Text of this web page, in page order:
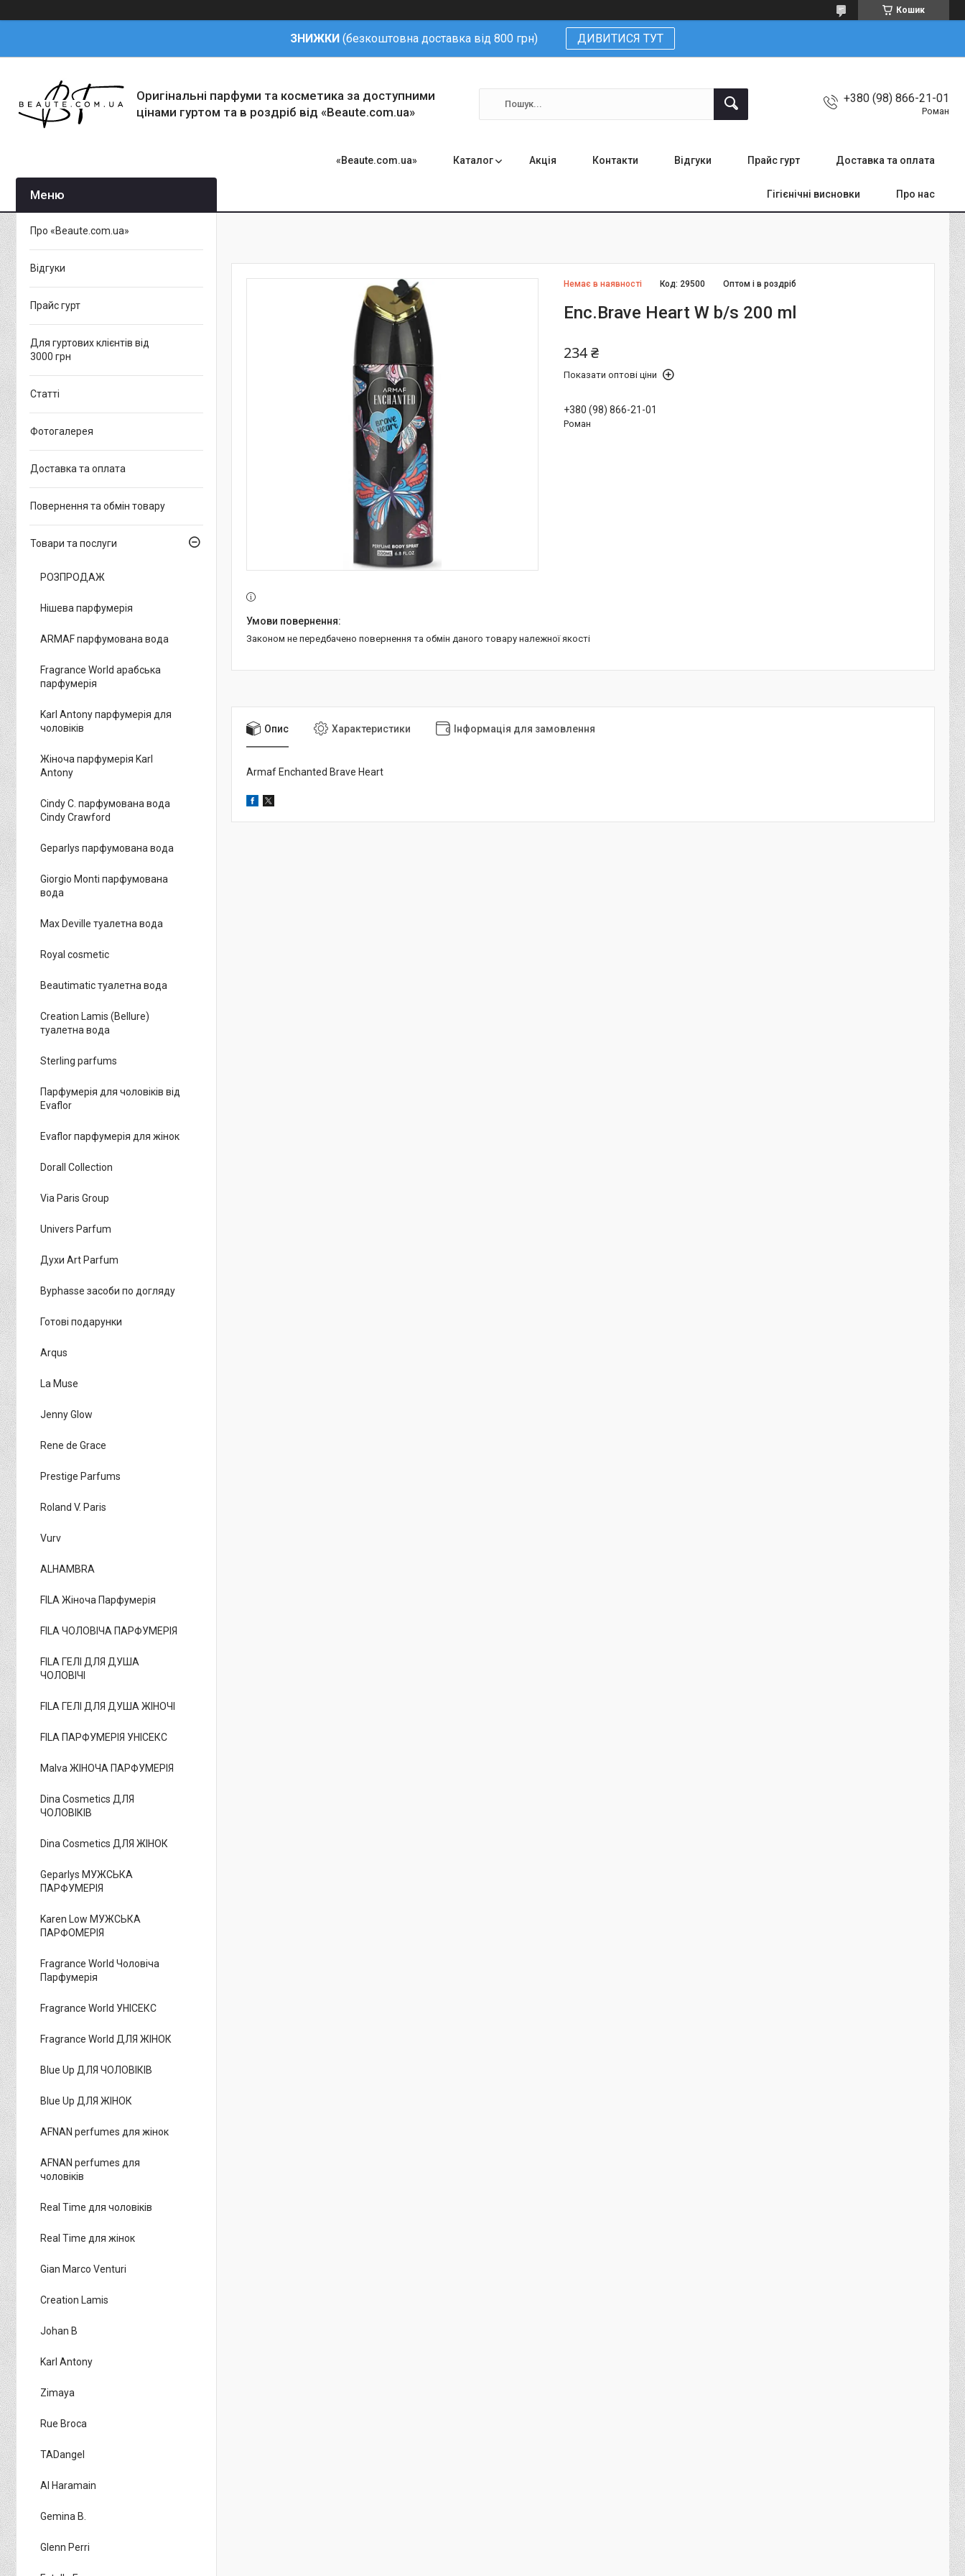
Кошик
ЗНИЖКИ (безкоштовна доставка від 800 грн) ДИВИТИСЯ ТУТ
Оригінальні парфуми та косметика за доступними
цінами гуртом та в роздріб від «Beaute.com.ua»
+380 (98) 866-21-01
Роман
«Beaute.com.ua» Каталог Акція Контакти Відгуки Прайс гурт Доставка та оплата
Гігієнічні висновки Про нас
Немає в наявності Оптом і в роздріб
Код: 29500
Enc.Brave Heart W b/s 200 ml
234 ₴
Показати оптові ціни
+380 (98) 866-21-01
Роман
Законом не передбачено повернення та обмін даного товару належної якості
Опис Характеристики Інформація для замовлення
Armaf Enchanted Brave Heart
Про «Beaute.com.ua»
Відгуки
Прайс гурт
Для гуртових клієнтів від
3000 грн
Статті
Фотогалерея
Доставка та оплата
Повернення та обмін товару
Товари та послуги
РОЗПРОДАЖ
Нішева парфумерія
ARMAF парфумована вода
Fragrance World арабська
парфумерія
Karl Antony парфумерія для
чоловіків
Жіноча парфумерія Karl
Antony
Cindy C. парфумована вода
Cindy Crawford
Geparlys парфумована вода
Giorgio Monti парфумована
вода
Max Deville туалетна вода
Royal cosmetic
Beautimatic туалетна вода
Creation Lamis (Bellure)
туалетна вода
Sterling parfums
Парфумерія для чоловіків від
Evaflor
Evaflor парфумерія для жінок
Dorall Collection
Via Paris Group
Univers Parfum
Духи Art Parfum
Byphasse засоби по догляду
Готові подарунки
Arqus
La Muse
Jenny Glow
Rene de Grace
Prestige Parfums
Roland V. Paris
Vurv
ALHAMBRA
FILA Жіноча Парфумерія
FILA ЧОЛОВІЧА ПАРФУМЕРІЯ
FILA ГЕЛІ ДЛЯ ДУША
ЧОЛОВІЧІ
FILA ГЕЛІ ДЛЯ ДУША ЖІНОЧІ
FILA ПАРФУМЕРІЯ УНІСЕКС
Malva ЖІНОЧА ПАРФУМЕРІЯ
Dina Cosmetics ДЛЯ
ЧОЛОВІКІВ
Dina Cosmetics ДЛЯ ЖІНОК
Geparlys МУЖСЬКА
ПАРФУМЕРІЯ
Karen Low МУЖСЬКА
ПАРФОМЕРІЯ
Fragrance World Чоловіча
Парфумерія
Fragrance World УНІСЕКС
Fragrance World ДЛЯ ЖІНОК
Blue Up ДЛЯ ЧОЛОВІКІВ
Blue Up ДЛЯ ЖІНОК
AFNAN perfumes для жінок
AFNAN perfumes для
чоловіків
Real Time для чоловіків
Real Time для жінок
Gian Marco Venturi
Creation Lamis
Johan B
Karl Antony
Zimaya
Rue Broca
TADangel
Al Haramain
Gemina B.
Glenn Perri